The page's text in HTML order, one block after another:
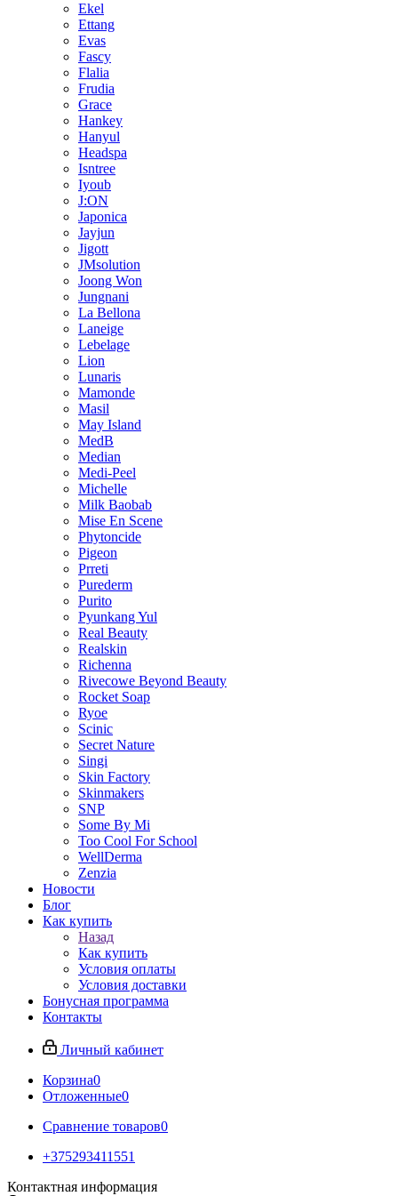
Ekel
Ettang
Evas
Fascy
Flalia
Frudia
Grace
Hankey
Hanyul
Headspa
Isntree
Iyoub
J:ON
Japonica
Jayjun
Jigott
JMsolution
Joong Won
Jungnani
La Bellona
Laneige
Lebelage
Lion
Lunaris
Mamonde
Masil
May Island
MedB
Median
Medi-Peel
Michelle
Milk Baobab
Mise En Scene
Phytoncide
Pigeon
Prreti
Purederm
Purito
Pyunkang Yul
Real Beauty
Realskin
Richenna
Rivecowe Beyond Beauty
Rocket Soap
Ryoe
Scinic
Secret Nature
Singi
Skin Factory
Skinmakers
SNP
Some By Mi
Too Cool For School
WellDerma
Zenzia
Новости
Блог
Как купить
Назад
Как купить
Условия оплаты
Условия доставки
Бонусная программа
Контакты
Личный кабинет
Корзина0
Отложенные0
Сравнение товаров0
+375293411551
Контактная информация